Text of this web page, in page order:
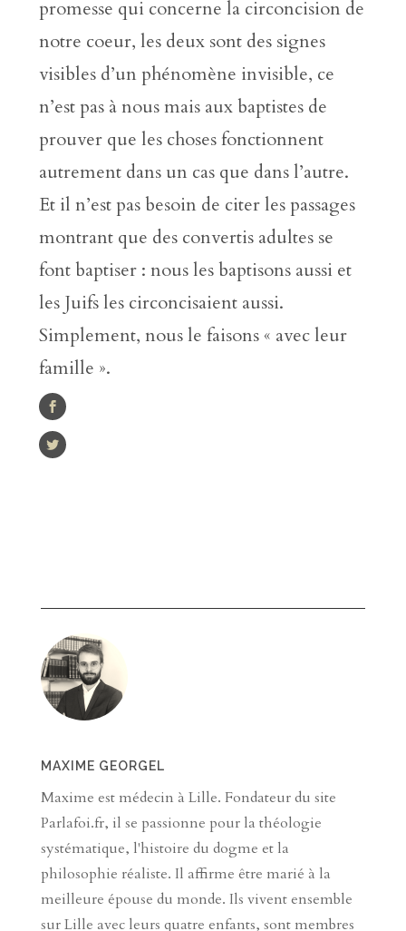
promesse qui concerne la circoncision de
notre coeur, les deux sont des signes
visibles d’un phénomène invisible, ce
n’est pas à nous mais aux baptistes de
prouver que les choses fonctionnent
autrement dans un cas que dans l’autre.
Et il n’est pas besoin de citer les passages
montrant que des convertis adultes se
font baptiser : nous les baptisons aussi et
les Juifs les circoncisaient aussi.
Simplement, nous le faisons « avec leur
famille ».
MAXIME GEORGEL
Maxime est médecin à Lille. Fondateur du site
Parlafoi.fr, il se passionne pour la théologie
systématique, l'histoire du dogme et la
philosophie réaliste. Il affirme être marié à la
meilleure épouse du monde. Ils vivent ensemble
sur Lille avec leurs quatre enfants, sont membres